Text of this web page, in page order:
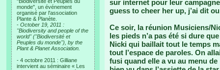
monde", un événement
organisé par l'association
Plante & Planète.
- October 19, 2011 :
"Biodiversity and people of the
world" ("Biodiversité et
Peuples du monde"), by the
Plant & Planet Association.
- 4 octobre 2011 : Gilliane
intervient au séminaire « Les
sur internet pour leur
guess to cheer her up, j’ai dit
Ce soir, la réunion Musiciens/
les pieds n’a pas été si dure
Nicki qui baillait tout le temps
tout l’espace de paroles. On
fusi quand elle a vu au menu